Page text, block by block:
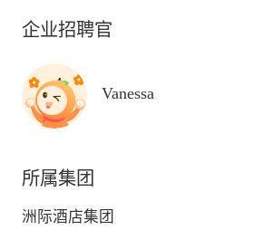
企业招聘官
Vanessa
所属集团
洲际酒店集团